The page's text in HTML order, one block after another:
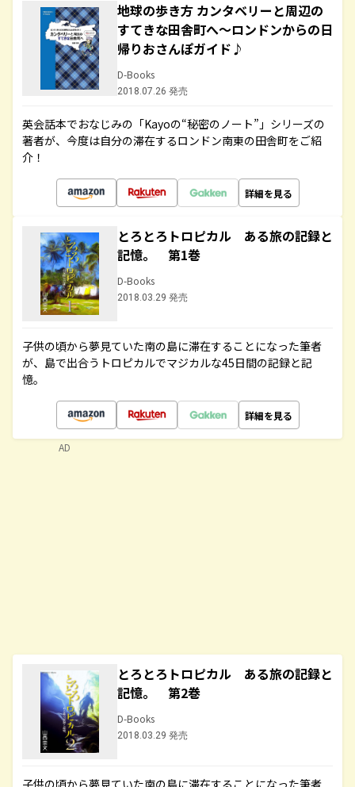
地球の歩き方 カンタベリーと周辺の
すてきな田舎町へ～ロンドンからの日
帰りおさんぽガイド♪
D-Books
2018.07.26 発売
英会話本でおなじみの「Kayoの“秘密のノート”」シリーズの
著者が、今度は自分の滞在するロンドン南東の田舎町をご紹
介！
詳細を見る
とろとろトロピカル ある旅の記録と
記憶。 第1巻
D-Books
2018.03.29 発売
子供の頃から夢見ていた南の島に滞在することになった筆者
が、島で出合うトロピカルでマジカルな45日間の記録と記
憶。
詳細を見る
とろとろトロピカル ある旅の記録と
記憶。 第2巻
D-Books
2018.03.29 発売
子供の頃から夢見ていた南の島に滞在することになった筆者
AD